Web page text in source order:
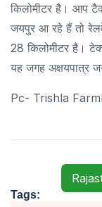
किलोमीटर है। आप
जयपुर आ रहे हैं तो
28 किलोमीटर है।
यह जगह अक्षयपात्र
Pc- Trishla
Tags: